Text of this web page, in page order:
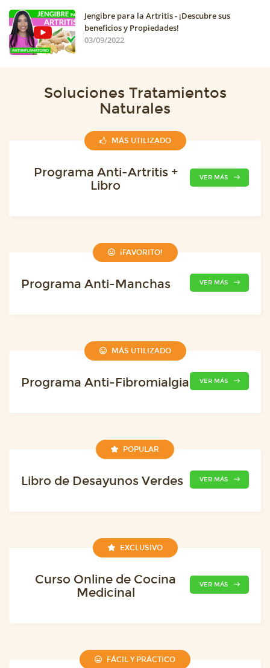
Jengibre para la Artritis - ¡Descubre sus
beneficios y Propiedades!
03/09/2022
Soluciones Tratamientos
Naturales
MÁS UTILIZADO
Programa Anti-Artritis +
Libro
VER MÁS
¡FAVORITO!
Programa Anti-Manchas VER MÁS
MÁS UTILIZADO
Programa Anti-Fibromialgia VER MÁS
POPULAR
Libro de Desayunos Verdes VER MÁS
EXCLUSIVO
Curso Online de Cocina
Medicinal
VER MÁS
FÁCIL Y PRÁCTICO